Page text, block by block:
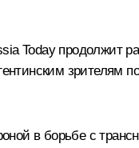
Today продолжит
зрителям
в борьбе с